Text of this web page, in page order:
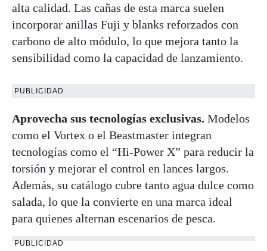
alta calidad. Las cañas de esta marca suelen
incorporar anillas Fuji y blanks reforzados con
carbono de alto módulo, lo que mejora tanto la
sensibilidad como la capacidad de lanzamiento.
PUBLICIDAD
Aprovecha sus tecnologías exclusivas. Modelos
como el Vortex o el Beastmaster integran
tecnologías como el “Hi-Power X” para reducir la
torsión y mejorar el control en lances largos.
Además, su catálogo cubre tanto agua dulce como
salada, lo que la convierte en una marca ideal
para quienes alternan escenarios de pesca.
PUBLICIDAD